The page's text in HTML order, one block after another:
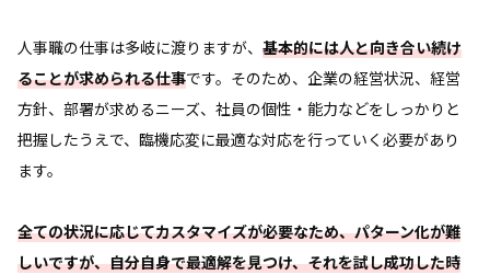
人事職の仕事は多岐に渡りますが、 基本的には人と向き合い続け
ることが求められる仕事です。そのため、企業の経営状況、経営
方針、部署が求めるニーズ、社員の個性・能力などをしっかりと
把握したうえで、臨機応変に最適な対応を行っていく必要があり
ます。
全ての状況に応じてカスタマイズが必要なため、パターン化が難
しいですが、自分自身で最適解を見つけ、それを試し成功した時